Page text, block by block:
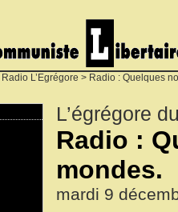
Radio L’Egrégore > Radio : Quelques
L’égrégore
Radio :
mondes.
mardi 9